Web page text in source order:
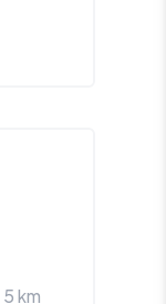
5km